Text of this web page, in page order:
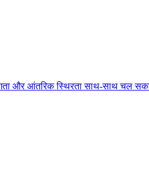
और आंतरिक स्थिरता साथ-साथ चल